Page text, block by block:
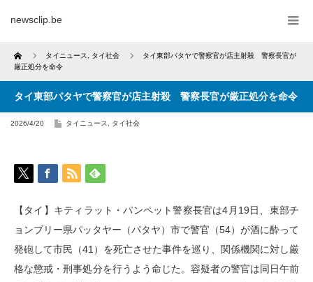
newsclip.be
Home タイニュース タイ社会
タイ東部パタヤで警察官が店主射殺 警察長官が
厳正処分を命令
タイ東部パタヤで警察官が店主射殺 警察長官が厳正処分を命令
2026/4/20 タイニュース タイ社会
【タイ】キティラット・パンペット警察長官は4月19日、東部チ
ョンブリー県パッタヤー（パタヤ）市で警官（54）が酒に酔って
発砲して市民（41）を死亡させた事件を巡り、関係機関に対し厳
格な懲戒・刑事処分を行うよう命じた。容疑者の警官は同日午前